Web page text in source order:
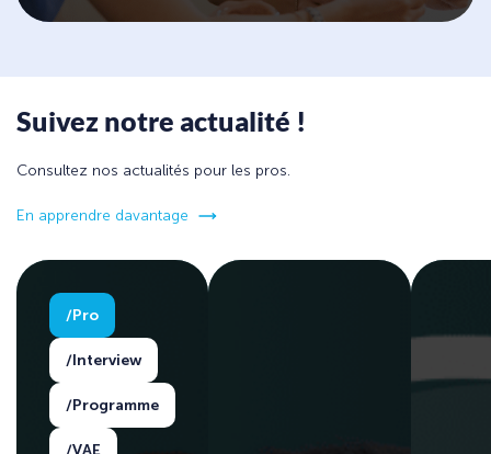
Suivez notre actualité !
Consultez nos actualités pour les pros.
En apprendre davantage
Pro
Interview
Programme
VAE